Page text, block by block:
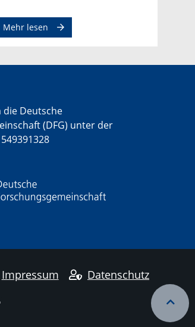
Mehr lesen
Deutsche
(DFG) unter der
549391328
Impressum
Datenschutz